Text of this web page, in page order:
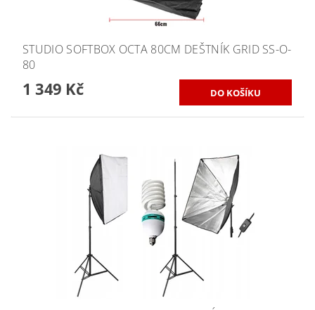
STUDIO SOFTBOX OCTA 80CM DEŠTNÍK GRID SS-O-
80
1 349 Kč